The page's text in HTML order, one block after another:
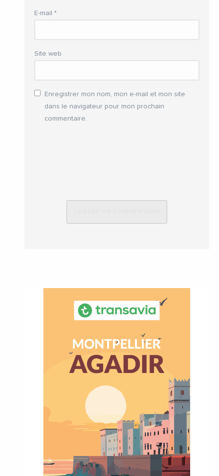
E-mail *
Site web
Enregistrer mon nom, mon e-mail et mon site
dans le navigateur pour mon prochain
commentaire.